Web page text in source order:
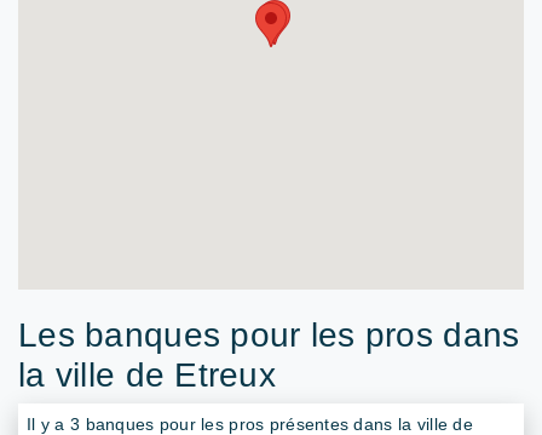
Les banques pour les pros dans
la ville de Etreux
Il y a 3 banques pour les pros présentes dans la ville de